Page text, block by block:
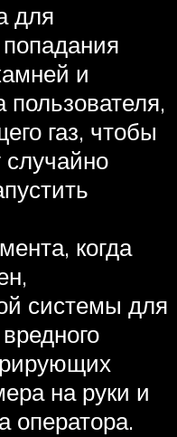
для
и
пользователя,
газ, чтобы
случайно
когда
системы для
на руки и
оператора.